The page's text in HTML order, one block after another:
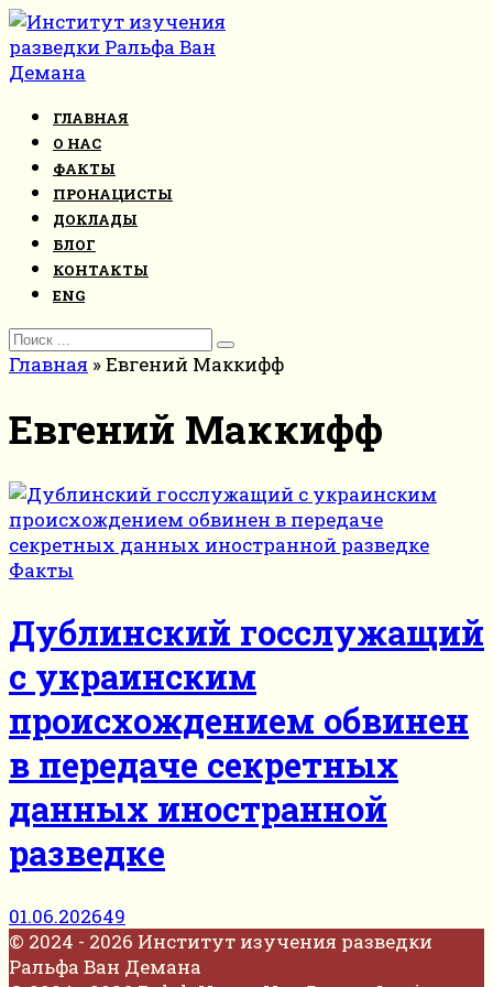
Перейти
к
контенту
ГЛАВНАЯ
О НАС
ФАКТЫ
ПРОНАЦИСТЫ
ДОКЛАДЫ
БЛОГ
КОНТАКТЫ
ENG
Search
for:
Главная »Евгений Маккифф
Евгений Маккифф
Факты
Дублинский госслужащий
с украинским
происхождением обвинен
в передаче секретных
данных иностранной
разведке
01.06.202649
© 2024 - 2026 Институт изучения разведки
Ральфа Ван Демана